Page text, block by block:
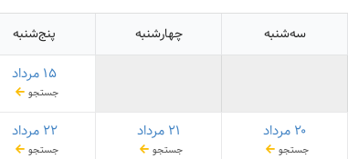
سه‌شنبه چهارشنبه پنج‌شنبه
۱۵ مرداد
جستجو
۲۰ مرداد
جستجو
۲۱ مرداد
جستجو
۲۲ مرداد
جستجو